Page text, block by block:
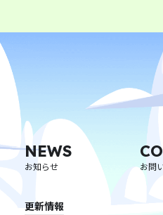
NEWS
お知らせ
更新情報
お問